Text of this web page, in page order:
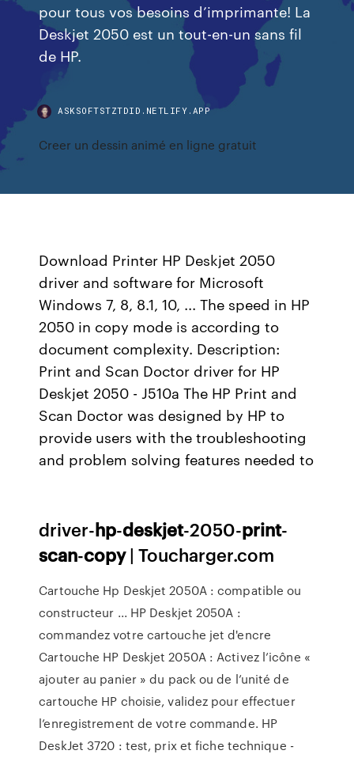
pour tous vos besoins d’imprimante! La
Deskjet 2050 est un tout-en-un sans fil
de HP.
ASKSOFTSTZTDID.NETLIFY.APP
Creer un dessin animé en ligne gratuit
Download Printer HP Deskjet 2050
driver and software for Microsoft
Windows 7, 8, 8.1, 10, ... The speed in HP
2050 in copy mode is according to
document complexity. Description:
Print and Scan Doctor driver for HP
Deskjet 2050 - J510a The HP Print and
Scan Doctor was designed by HP to
provide users with the troubleshooting
and problem solving features needed to
driver-hp-deskjet-2050-print-
scan-copy| Toucharger.com
Cartouche Hp Deskjet 2050A : compatible ou
constructeur ... HP Deskjet 2050A :
commandez votre cartouche jet d'encre
Cartouche HP Deskjet 2050A : Activez l’icône «
ajouter au panier » du pack ou de l’unité de
cartouche HP choisie, validez pour effectuer
l’enregistrement de votre commande. HP
DeskJet 3720 : test, prix et fiche technique -